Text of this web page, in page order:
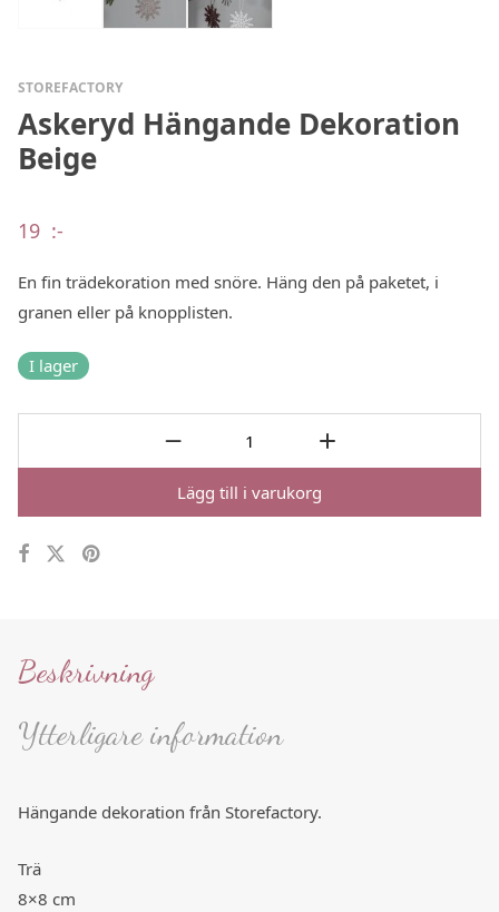
STOREFACTORY
Askeryd Hängande Dekoration
Beige
19 :-
En fin trädekoration med snöre. Häng den på paketet, i
granen eller på knopplisten.
I lager
Lägg till i varukorg
Beskrivning
Ytterligare information
Hängande dekoration från Storefactory.
Trä
8×8 cm